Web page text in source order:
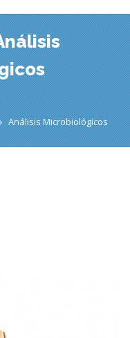
Análisis Microbiológicos